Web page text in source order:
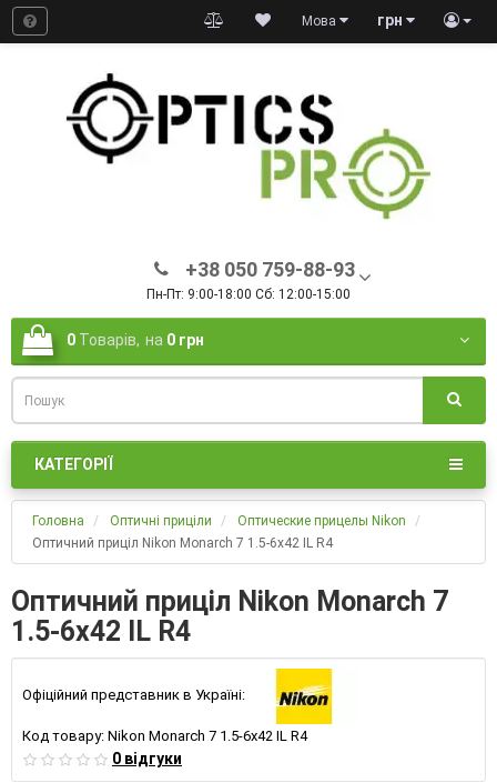
грн
Мова
+38 050 759-88-93
Пн-Пт: 9:00-18:00 Сб: 12:00-15:00
0 Товарів, на 0 грн
КАТЕГОРІЇ
Головна Оптичні приціли
Оптические прицелы Nikon
Оптичний приціл Nikon Monarch 7 1.5-6x42 IL R4
Оптичний приціл Nikon Monarch 7
1.5-6x42 IL R4
Офіційний представник в Україні:
Код товару: Nikon Monarch 7 1.5-6x42 IL R4
0 відгуки